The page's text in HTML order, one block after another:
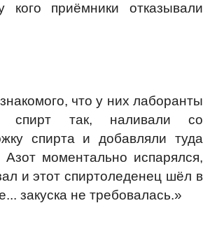
кого приёмники отказывали
что у них лаборанты
спирт так, наливали со
спирта и добавляли туда
Азот моментально испарялся,
и этот спиртоледенец шёл в
закуска не требовалась.»